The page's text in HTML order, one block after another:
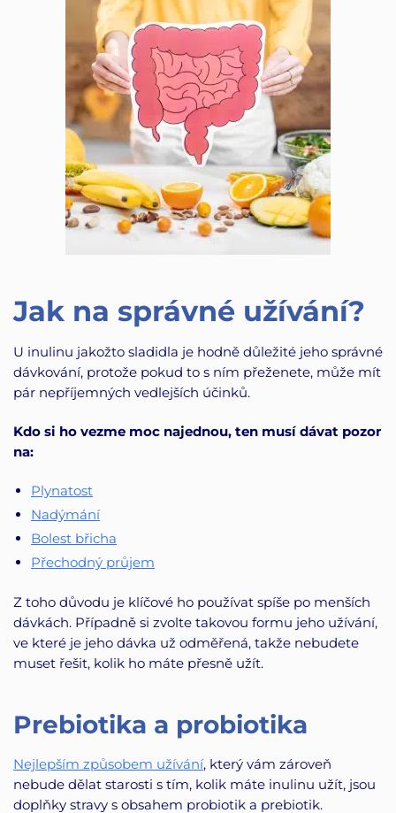
Jak na správné užívání?
U inulinu jakožto sladidla je hodně důležité jeho správné
dávkování, protože pokud to s ním přeženete, může mít
pár nepříjemných vedlejších účinků.
Kdo si ho vezme moc najednou, ten musí dávat pozor
na:
Plynatost
Nadýmání
Bolest břicha
Přechodný průjem
Z toho důvodu je klíčové ho používat spíše po menších
dávkách. Případně si zvolte takovou formu jeho užívání,
ve které je jeho dávka už odměřená, takže nebudete
muset řešit, kolik ho máte přesně užít.
Prebiotika a probiotika
Nejlepším způsobem užívání, který vám zároveň
nebude dělat starosti s tím, kolik máte inulinu užít, jsou
doplňky stravy s obsahem probiotik a prebiotik.